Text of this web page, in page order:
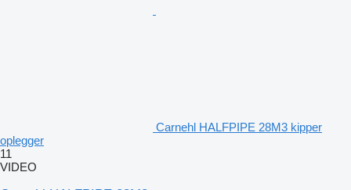
Carnehl HALFPIPE 28M3 kipper
oplegger
11
VIDEO